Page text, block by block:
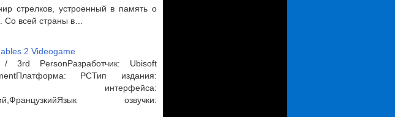
стрелков, устроенный в память о
Со всей страны в…
2 Videogame
PersonРазработчик: Ubisoft
PCТип издания:
озвучки: